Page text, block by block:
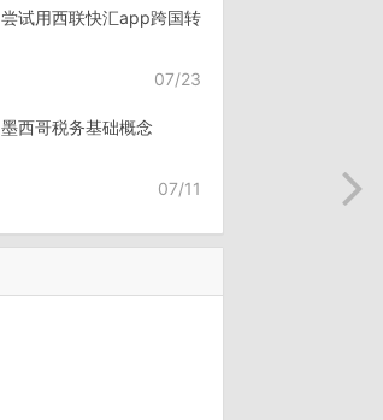
尝试用西联快汇app跨国转账
07/23
墨西哥税务基础概念
07/11